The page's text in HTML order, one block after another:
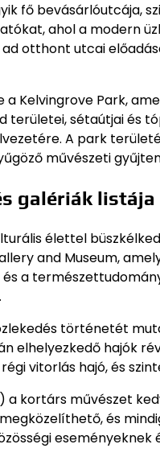
fő bevásárlóutcája,
ahol a modern
otthont utcai
a Kelvingrove Park,
területei, sétaútjai és
A park
művészeti
galériák listája
élettel
and Museum,
a
történetét
elhelyezkedő hajók
vitorlás hajó, és
a kortárs művészet
és